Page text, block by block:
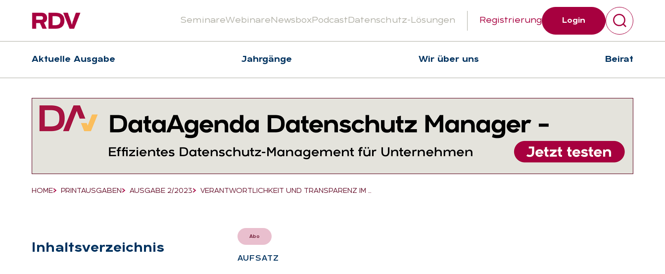
Suchfeld
SeminareWebinareNewsboxPodcastDatenschutz-Lösungen Registrierung Login
Hauptnavigation
Aktuelle Ausgabe Jahrgänge Wir über uns Beirat
Breadcrumb-Navigation
HOME PRINTAUSGABEN AUSGABE 2/2023 VERANTWORTLICHKEIT UND TRANSPARENZ IM …
Inhaltsverzeichnis
Abo
AUF­SATZ